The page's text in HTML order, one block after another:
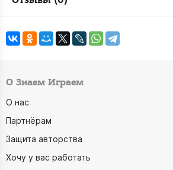
О Знаем Играем
О нас
Партнёрам
Защита авторства
Хочу у вас работать